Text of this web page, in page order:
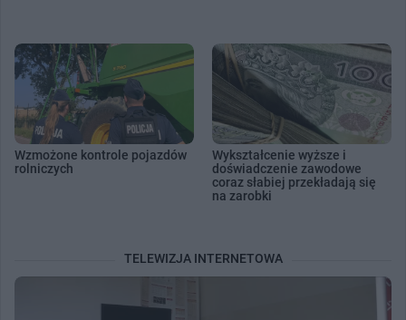
Wzmożone kontrole pojazdów
rolniczych
Wykształcenie wyższe i
doświadczenie zawodowe
coraz słabiej przekładają się
na zarobki
TELEWIZJA INTERNETOWA